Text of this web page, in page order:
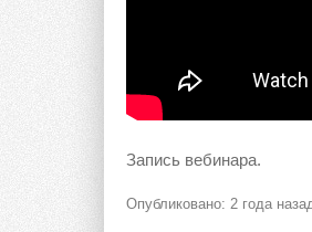
Запись вебинара.
Опубликовано: 2 года